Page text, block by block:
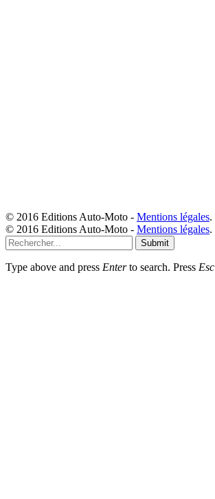
© 2016 Editions Auto-Moto - Mentions légales.
© 2016 Editions Auto-Moto - Mentions légales.
Submit
Type above and press Enterto search. Press Esc